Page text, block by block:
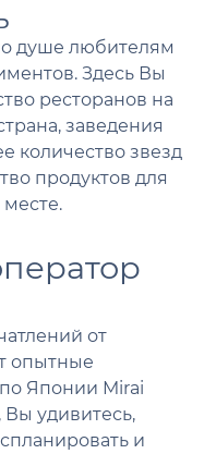
душе любителям
Здесь Вы
ресторанов на
заведения
количество звезд
продуктов для
от
опытные
Японии Mirai
удивитесь,
и